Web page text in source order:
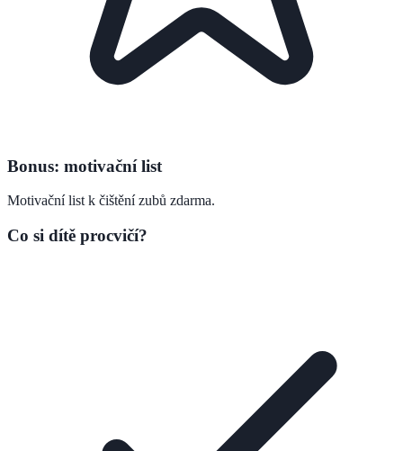
Bonus: motivační list
Motivační list k čištění zubů zdarma.
Co si dítě procvičí?